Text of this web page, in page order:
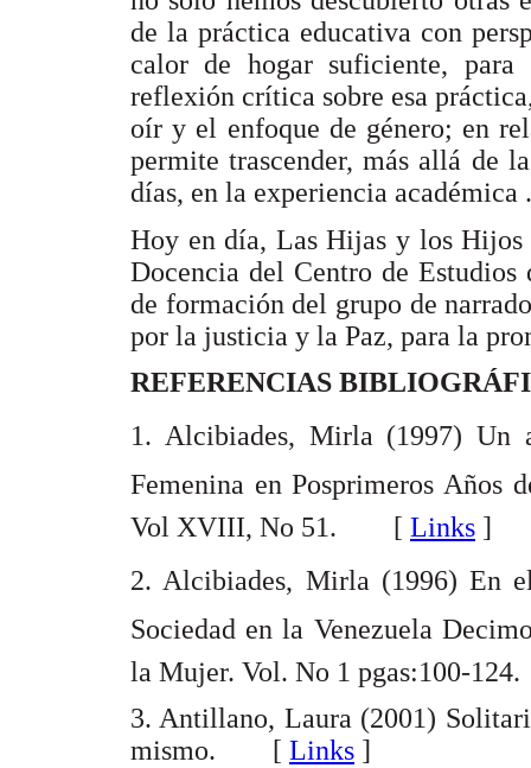
de la práctica educativa con
calor de hogar suficiente, para
reflexión crítica sobre esa
oír y el enfoque de género; en
permite trascender, más allá de
días, en la experiencia académica .
Hoy en día, Las Hijas y los
Docencia del Centro de
de formación del grupo de
por la justicia y la Paz, para la
REFERENCIAS
1. Alcibiades, Mirla (1997) Un
Femenina en Posprimeros Años
Vol XVIII, No 51. [ Links ]
2. Alcibiades, Mirla (1996) En
Sociedad en la Venezuela
la Mujer. Vol. No 1 pgas:100-
3. Antillano, Laura (2001)
mismo. [ Links ]